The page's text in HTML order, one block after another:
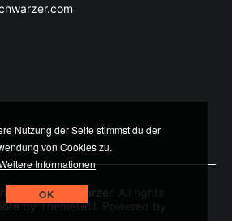
M. Schwarzer . All rights
by ThemeGrill. Powered by
Nutzung der Seite stimmst du der
von Cookies zu.
Informationen
OK